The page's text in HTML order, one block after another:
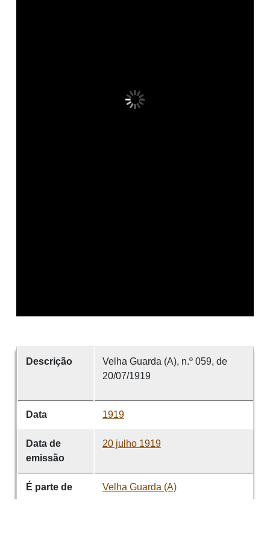
Descrição
Velha Guarda (A), n.º 059, de
20/07/1919
Data 1919
Data de
emissão
20 julho 1919
É parte de Velha Guarda (A)